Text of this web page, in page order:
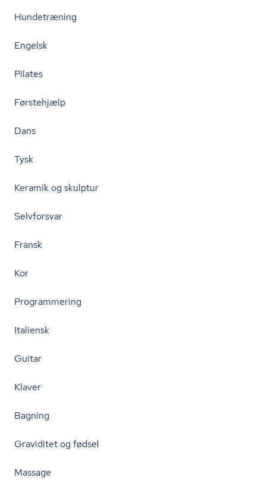
Hundetræning
Engelsk
Pilates
Førstehjælp
Dans
Tysk
Keramik og skulptur
Selvforsvar
Fransk
Kor
Programmering
Italiensk
Guitar
Klaver
Bagning
Graviditet og fødsel
Massage